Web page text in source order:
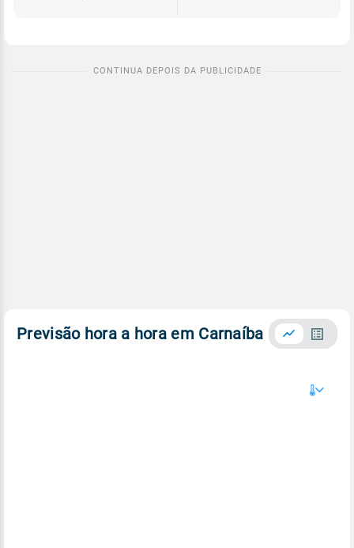
Previsão hora a hora em Carnaíba